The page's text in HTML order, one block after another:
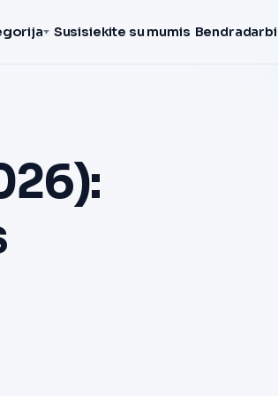
Susisiekite su mumis